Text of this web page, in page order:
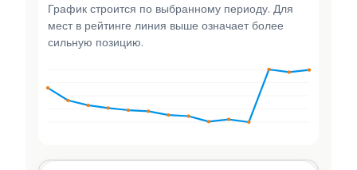
График строится по выбранному периоду. Для
мест в рейтинге линия выше означает более
сильную позицию.